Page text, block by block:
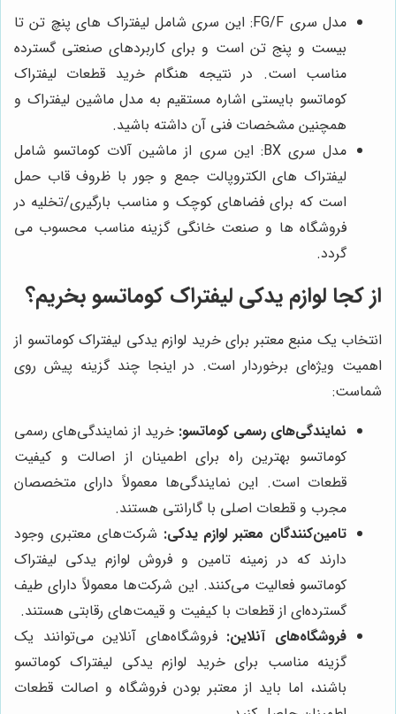
مدل سری FG/F: این سری شامل لیفتراک ‌های پنچ تن تا
بیست و پنج تن است و برای کاربردهای صنعتی گسترده
مناسب است. در نتیجه هنگام خرید قطعات لیفتراک
کوماتسو بایستی اشاره مستقیم به مدل ماشین لیفتراک و
همچنین مشخصات فنی آن داشته باشید.
مدل سری BX: این سری از ماشین آلات کوماتسو شامل
لیفتراک ‌های الکتروپالت جمع و جور با ظروف قاب حمل
است که برای فضاهای کوچک و مناسب بارگیری/تخلیه در
فروشگاه‌ ها و صنعت خانگی گزینه مناسب محسوب می
گردد.
از کجا لوازم یدکی لیفتراک کوماتسو بخریم؟
انتخاب یک منبع معتبر برای خرید لوازم یدکی لیفتراک کوماتسو از
اهمیت ویژه‌ای برخوردار است. در اینجا چند گزینه پیش روی
شماست:
نمایندگی‌های رسمی کوماتسو: خرید از نمایندگی‌های رسمی
کوماتسو بهترین راه برای اطمینان از اصالت و کیفیت
قطعات است. این نمایندگی‌ها معمولاً دارای متخصصان
مجرب و قطعات اصلی با گارانتی هستند.
تامین‌کنندگان معتبر لوازم یدکی: شرکت‌های معتبری وجود
دارند که در زمینه تامین و فروش لوازم یدکی لیفتراک
کوماتسو فعالیت می‌کنند. این شرکت‌ها معمولاً دارای طیف
گسترده‌ای از قطعات با کیفیت و قیمت‌های رقابتی هستند.
فروشگاه‌های آنلاین: فروشگاه‌های آنلاین می‌توانند یک
گزینه مناسب برای خرید لوازم یدکی لیفتراک کوماتسو
باشند، اما باید از معتبر بودن فروشگاه و اصالت قطعات